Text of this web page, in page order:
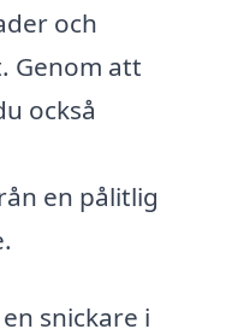
och
Genom att
också
en pålitlig
snickare i